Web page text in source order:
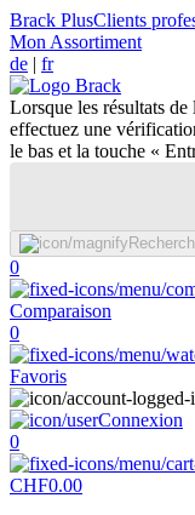
Brack PlusClients
Mon Assortiment
de | fr
Lorsque les résultats
effectuez une
le bas et la touche «
0
Comparaison
0
Favoris
Connexion
0
CHF0.00